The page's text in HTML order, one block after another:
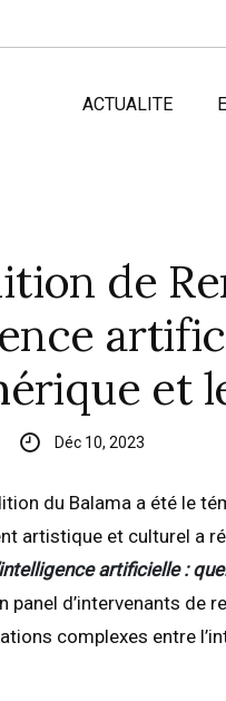
ACTUALITE
de
et
Déc 10, 2023
du Balama a été le
artistique et culturel a
artificielle :
panel d’intervenants
complexes entre